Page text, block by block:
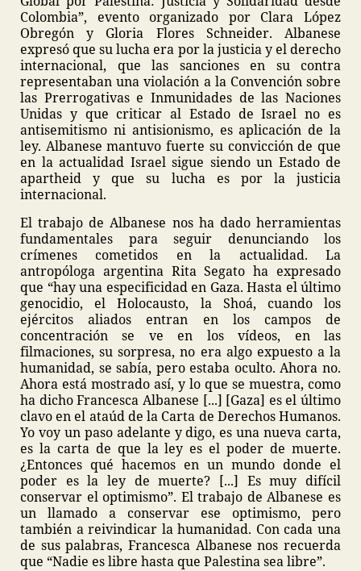
Colombia”, evento organizado por Clara López
Obregón y Gloria Flores Schneider. Albanese
expresó que su lucha era por la justicia y el derecho
internacional, que las sanciones en su contra
representaban una violación a la Convención sobre
las Prerrogativas e Inmunidades de las Naciones
Unidas y que criticar al Estado de Israel no es
antisemitismo ni antisionismo, es aplicación de la
ley. Albanese mantuvo fuerte su convicción de que
en la actualidad Israel sigue siendo un Estado de
apartheid y que su lucha es por la justicia
internacional.
El trabajo de Albanese nos ha dado herramientas
fundamentales para seguir denunciando los
crímenes cometidos en la actualidad. La
antropóloga argentina Rita Segato ha expresado
que “hay una especificidad en Gaza. Hasta el último
genocidio, el Holocausto, la Shoá, cuando los
ejércitos aliados entran en los campos de
concentración se ve en los vídeos, en las
filmaciones, su sorpresa, no era algo expuesto a la
humanidad, se sabía, pero estaba oculto. Ahora no.
Ahora está mostrado así, y lo que se muestra, como
ha dicho Francesca Albanese [...] [Gaza] es el último
clavo en el ataúd de la Carta de Derechos Humanos.
Yo voy un paso adelante y digo, es una nueva carta,
es la carta de que la ley es el poder de muerte.
¿Entonces qué hacemos en un mundo donde el
poder es la ley de muerte? [...] Es muy difícil
conservar el optimismo”. El trabajo de Albanese es
un llamado a conservar ese optimismo, pero
también a reivindicar la humanidad. Con cada una
de sus palabras, Francesca Albanese nos recuerda
que “Nadie es libre hasta que Palestina sea libre”.